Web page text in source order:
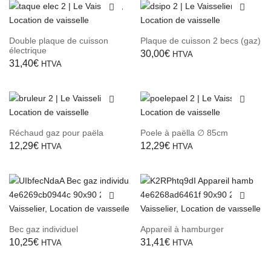
Double plaque de cuisson
électrique
31,40€ HTVA
Plaque de cuisson 2 becs (gaz)
30,00€ HTVA
Réchaud gaz pour paëla
12,29€ HTVA
Poele à paëlla ∅ 85cm
12,29€ HTVA
Bec gaz individuel
10,25€ HTVA
Appareil à hamburger
31,41€ HTVA